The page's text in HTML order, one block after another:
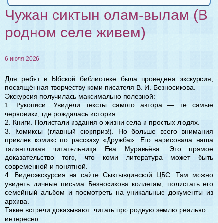
Чужан сиктын олам-вылам (В
родном селе живем)
6 июля 2026
Для ребят в Ыбской библиотеке была проведена экскурсия,
посвящённая творчеству коми писателя В. И. Безносикова.
Экскурсия получилась максимально полезной:
1. Рукописи. Увидели тексты самого автора — те самые
черновики, где рождалась история.
2. Книги. Полистали издания о жизни села и простых людях.
3. Комиксы (главный сюрприз!). Но больше всего внимания
привлек комикс по рассказу «Дружба». Его нарисовала наша
талантливая читательница Ева Муравьёва. Это прямое
доказательство того, что коми литература может быть
современной и понятной.
4. Видеоэкскурсия на сайте Сыктывдинской ЦБС. Там можно
увидеть личные письма Безносикова коллегам, полистать его
семейный альбом и посмотреть на уникальные документы из
архива.
Такие встречи доказывают: читать про родную землю реально
интересно.